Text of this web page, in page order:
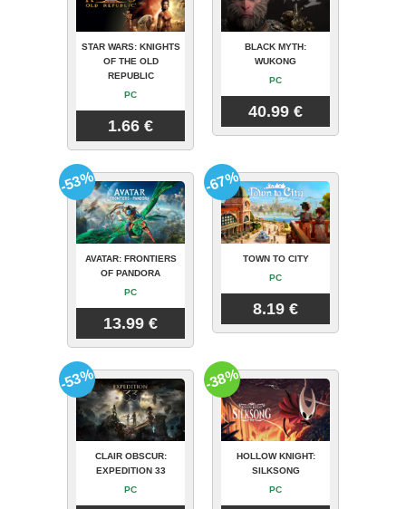
STAR WARS: KNIGHTS
OF THE OLD
REPUBLIC
PC
1.66 €
BLACK MYTH:
WUKONG
PC
40.99 €
AVATAR: FRONTIERS
OF PANDORA
PC
13.99 €
-53%
TOWN TO CITY
PC
8.19 €
-67%
CLAIR OBSCUR:
EXPEDITION 33
PC
-53%
HOLLOW KNIGHT:
SILKSONG
PC
-38%